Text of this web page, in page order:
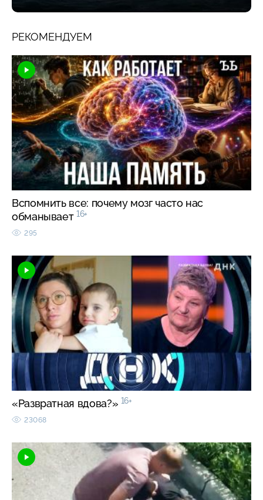
РЕКОМЕНДУЕМ
Вспомнить все: почему мозг часто нас
обманывает 16+
295
«Развратная вдова?» 16+
23068